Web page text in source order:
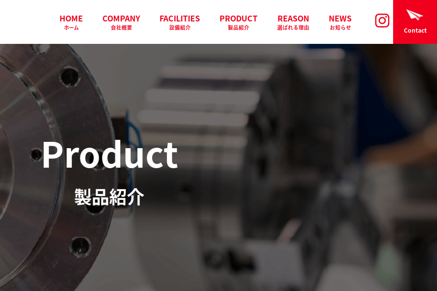
HOME
ホーム
COMPANY
会社概要
FACILITIES
設備紹介
PRODUCT
製品紹介
REASON
選ばれる理由
NEWS
お知らせ Contact
Product
製品紹介